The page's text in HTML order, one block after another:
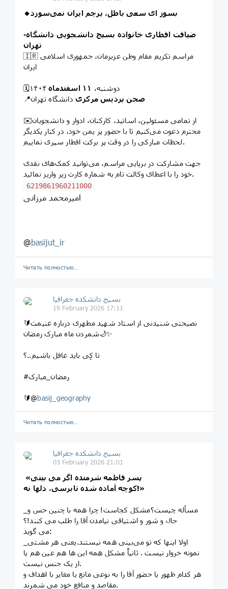
🔸بسوز ای سعی باطل، پرچم ایران نمی‌سوزد
▫️ضیافت افطاری خانواده بسیج دانشجویی دانشگاه
تهران
🇮🇷 مراسم تکریم مقام وطن عزیزمان، جمهوری اسلامی
ایران
🗓دوشنبه،
۱۴۰۴
📍
صحن پردیس مرکزیدانشگاه تهران
✉️از تمامی مسئولین، اساتید، کارکنان، ادوار و دانشجویان
محترم دعوت می‌کنیم تا با حضور پر یمن خود، در کنار یکدیگر
لحظات مبارکی را در وقت پر برکت افطار سپری نماییم.
جهت مشارکت در برپایی مراسم، می‌توانید کمک‌های نقدی
خود را با اعطای وکالت تام به شماره کارت زیر واریز نمائید.
6219861960211000
امیرمحمد مرزانی
@basijut_ir
Читать полностью…
بسیج دانشکده‌ جغرافیا
19 February 2026 17:11
🔰نصیحتی شنیدنی از استاد شهید مطهری درباره غنیمت
شمردن ماه مبارک رمضان🌙✨
تا کِی باید غافل باشیم..؟
#رمضان_مبارک
🔰@basij_geography
Читать полностью…
بسیج دانشکده‌ جغرافیا
03 February 2026 21:01
«پسر فاطمه شرمنده اگر می بینی
کوچه آماده شده تابرسی، دلها نه!»
_مسأله چیست؟مشکل کجاست! چرا همه با چنین حس و
حال و شور و اشتیاقی نیامدن آقا را طلب می کنند!؟
می گوید:
_اولا اینها که تو می‌بینی همه نیستند.یعنی هر مشتی
نمونه خروار نیست . ثانیاً مشکل همه این ها هم عین هم یا
از یک جنس نیست.
هر کدام ظهور یا حضور آقا را به نوعی مانع یا مغایر با اهداف و
مقاصد و منافع خود می شمرند.